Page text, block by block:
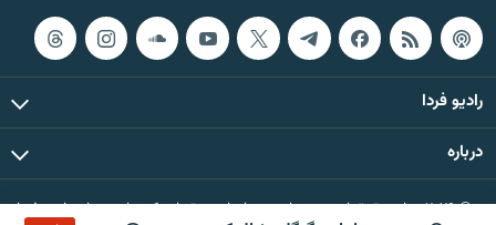
رادیو فردا
درباره
© ۲۰۲۶ تمام حقوق این وب‌سایت، بر اساس مقررات کپی‌رایت، برای رادیو فردا